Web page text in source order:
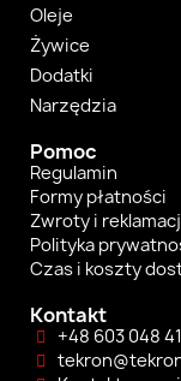
Oleje
Żywice
Dodatki
Narzędzia
Pomoc
Regulamin
Formy płatności
Zwroty i
Polityka
Czas i koszty
Kontakt
+48 603 048